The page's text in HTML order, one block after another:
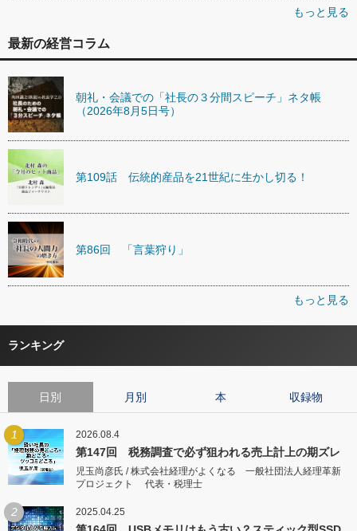
もっと見る
最新の経営コラム
朝礼・会議での「社長の３分間スピーチ」ネタ帳
（2026年8月5日号）
第109話 伝統的産品を21世紀に生かし切る！
第86回 「言葉狩り」
もっと見る
ランキング
日別 月別 本 収録物
1 2026.08.4
第147回 税務調査で必ず狙われる売上計上の期ズレ
児玉尚彦氏 / 株式会社経理がよくなる 一般社団法人経理革新
プロジェクト 代表・税理士
2 2025.04.25